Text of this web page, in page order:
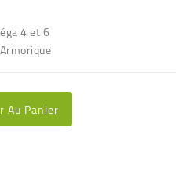
4 et 6
Au Panier